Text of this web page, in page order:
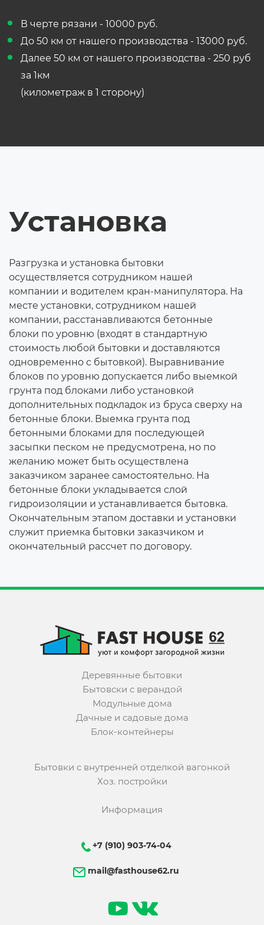
В черте рязани - 10000 руб.
До 50 км от нашего производства - 13000 руб.
Далее 50 км от нашего производства - 250 руб
за 1км
(километраж в 1 сторону)
Установка
Разгрузка и установка бытовки
осуществляется сотрудником нашей
компании и водителем кран-манипулятора. На
месте установки, сотрудником нашей
компании, расстанавливаются бетонные
блоки по уровню (входят в стандартную
стоимость любой бытовки и доставляются
одновременно с бытовкой). Выравнивание
блоков по уровню допускается либо выемкой
грунта под блоками либо установкой
дополнительных подкладок из бруса сверху на
бетонные блоки. Выемка грунта под
бетонными блоками для последующей
засыпки песком не предусмотрена, но по
желанию может быть осуществлена
заказчиком заранее самостоятельно. На
бетонные блоки укладывается слой
гидроизоляции и устанавливается бытовка.
Окончательным этапом доставки и установки
служит приемка бытовки заказчиком и
окончательный рассчет по договору.
Деревянные бытовки
Бытовски с верандой
Модульные дома
Дачные и садовые дома
Блок-контейнеры
Бытовки с внутренней отделкой вагонкой
Хоз. постройки
Информация
+7 (910) 903-74-04
mail@fasthouse62.ru